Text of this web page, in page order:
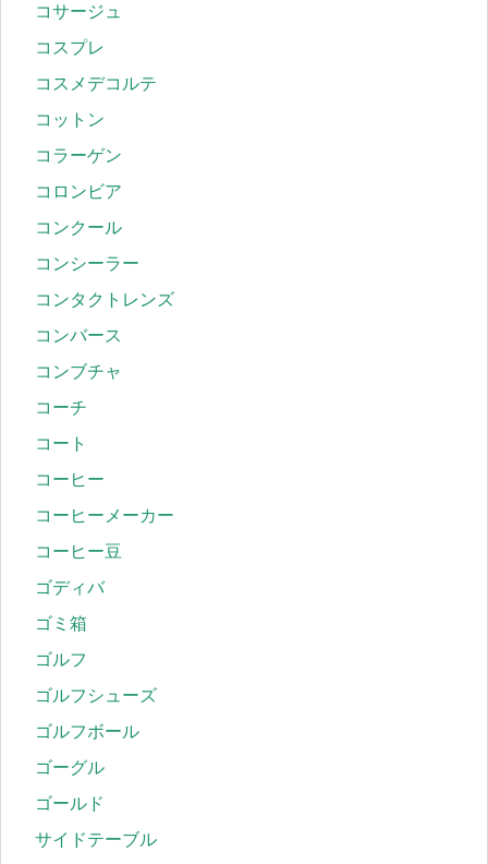
コサージュ
コスプレ
コスメデコルテ
コットン
コラーゲン
コロンビア
コンクール
コンシーラー
コンタクトレンズ
コンバース
コンブチャ
コーチ
コート
コーヒー
コーヒーメーカー
コーヒー豆
ゴディバ
ゴミ箱
ゴルフ
ゴルフシューズ
ゴルフボール
ゴーグル
ゴールド
サイドテーブル